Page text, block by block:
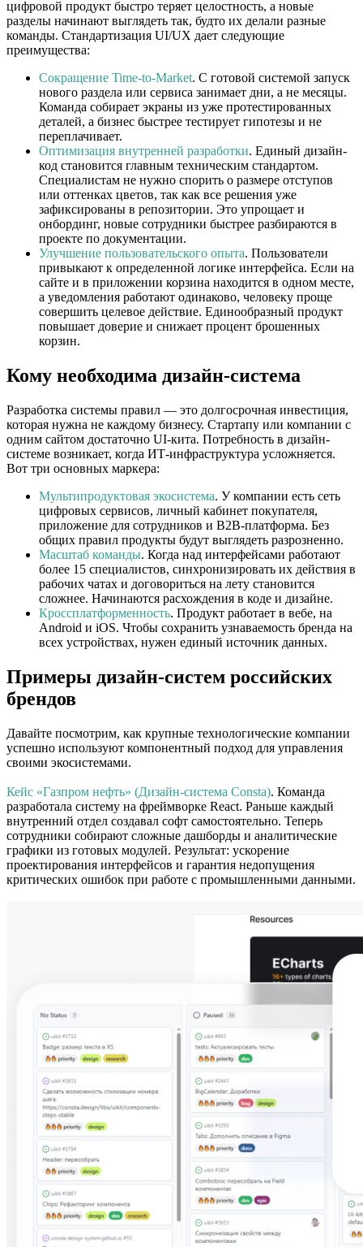
цифровой продукт быстро теряет целостность, а новые
разделы начинают выглядеть так, будто их делали разные
команды. Стандартизация UI/UX дает следующие
преимущества:
Сокращение Time-to-Market. С готовой системой запуск
нового раздела или сервиса занимает дни, а не месяцы.
Команда собирает экраны из уже протестированных
деталей, а бизнес быстрее тестирует гипотезы и не
переплачивает.
Оптимизация внутренней разработки. Единый дизайн-
код становится главным техническим стандартом.
Специалистам не нужно спорить о размере отступов
или оттенках цветов, так как все решения уже
зафиксированы в репозитории. Это упрощает и
онбординг, новые сотрудники быстрее разбираются в
проекте по документации.
Улучшение пользовательского опыта. Пользователи
привыкают к определенной логике интерфейса. Если на
сайте и в приложении корзина находится в одном месте,
а уведомления работают одинаково, человеку проще
совершить целевое действие. Единообразный продукт
повышает доверие и снижает процент брошенных
корзин.
Кому необходима дизайн-система
Разработка системы правил — это долгосрочная инвестиция,
которая нужна не каждому бизнесу. Стартапу или компании с
одним сайтом достаточно UI-кита. Потребность в дизайн-
системе возникает, когда ИТ-инфраструктура усложняется.
Вот три основных маркера:
Мультипродуктовая экосистема. У компании есть сеть
цифровых сервисов, личный кабинет покупателя,
приложение для сотрудников и B2B-платформа. Без
общих правил продукты будут выглядеть разрозненно.
Масштаб команды. Когда над интерфейсами работают
более 15 специалистов, синхронизировать их действия в
рабочих чатах и договориться на лету становится
сложнее. Начинаются расхождения в коде и дизайне.
Кроссплатформенность. Продукт работает в вебе, на
Android и iOS. Чтобы сохранить узнаваемость бренда на
всех устройствах, нужен единый источник данных.
Примеры дизайн-систем российских
брендов
Давайте посмотрим, как крупные технологические компании
успешно используют компонентный подход для управления
своими экосистемами.
Кейс «Газпром нефть» (Дизайн-система Consta). Команда
разработала систему на фреймворке React. Раньше каждый
внутренний отдел создавал софт самостоятельно. Теперь
сотрудники собирают сложные дашборды и аналитические
графики из готовых модулей. Результат: ускорение
проектирования интерфейсов и гарантия недопущения
критических ошибок при работе с промышленными данными.